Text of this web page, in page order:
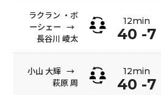
ラクラン ・ボ
ーシェー →
長谷川 崚太
12min
40 -7
小山 大輝 →
萩原 周
12min
40 -7